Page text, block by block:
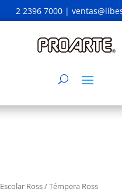
2 2396 7000 |
Escolar Ross/ Témpera Ross